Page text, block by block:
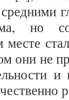
но
они не